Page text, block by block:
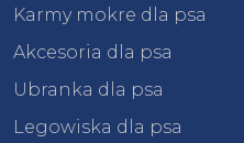
Karmy mokre dla psa
Akcesoria dla psa
Ubranka dla psa
Legowiska dla psa